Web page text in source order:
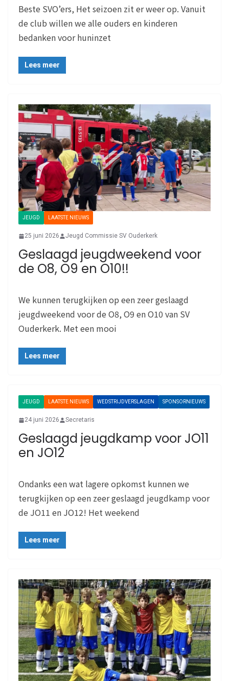
Beste SVO’ers, Het seizoen zit er weer op. Vanuit
de club willen we alle ouders en kinderen
bedanken voor huninzet
Lees meer
JEUGD LAATSTE NIEUWS
25 juni 2026 Jeugd Commissie SV Ouderkerk
Geslaagd jeugdweekend voor
de O8, O9 en O10!!
We kunnen terugkijken op een zeer geslaagd
jeugdweekend voor de O8, O9 en O10 van SV
Ouderkerk. Met een mooi
Lees meer
JEUGD LAATSTE NIEUWS WEDSTRIJDVERSLAGEN SPONSORNIEUWS
24 juni 2026 Secretaris
Geslaagd jeugdkamp voor JO11
en JO12
Ondanks een wat lagere opkomst kunnen we
terugkijken op een zeer geslaagd jeugdkamp voor
de JO11 en JO12! Het weekend
Lees meer